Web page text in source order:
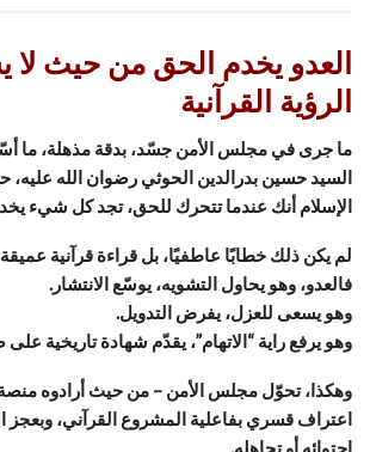
العدو يخدم الحق من حيث
الرؤية القرآنية
ما جرى في مجلس الأمن جسّد، بدقة مذهلة، ما
السيد حسين بدرالدين الحوثي رضوان الله
الإسلام أنك عندما تتحرك للحق، تجد كل شيء
لم يكن ذلك خطابًا عاطفيًا، بل قراءة قرآنية
فالعدو، وهو يحاول التشويه، يوسّع الانتشار.
وهو يسعى للعزل، يفرض التدويل.
وهو يرفع راية “الاتهام”، يقدّم شهادة تاريخية
وهكذا، تحوّل مجلس الأمن – من حيث أرادوه منصة
اعتراف قسري بفاعلية المشروع القرآني، وبعجز
احتوائه أو تجاهله.